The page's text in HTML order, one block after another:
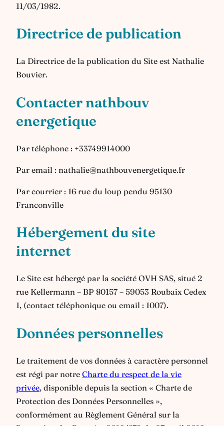
11/03/1982.
Directrice de publication
La Directrice de la publication du Site est Nathalie
Bouvier.
Contacter nathbouv
energetique
Par téléphone : +33749914000
Par email : nathalie@nathbouvenergetique.fr
Par courrier : 16 rue du loup pendu 95130
Franconville
Hébergement du site
internet
Le Site est hébergé par la société OVH SAS, situé 2
rue Kellermann – BP 80157 – 59053 Roubaix Cedex
1, (contact téléphonique ou email : 1007).
Données personnelles
Le traitement de vos données à caractère personnel
est régi par notre Charte du respect de la vie
privée, disponible depuis la section « Charte de
Protection des Données Personnelles »,
conformément au Règlement Général sur la